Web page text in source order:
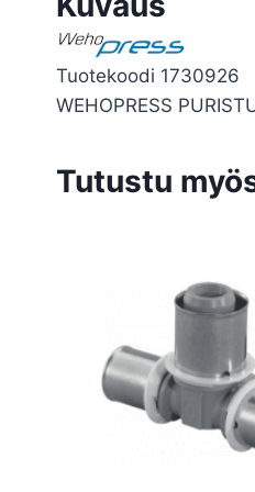
Tuotekoodi 1730926
WEHOPRESS
Tutustu